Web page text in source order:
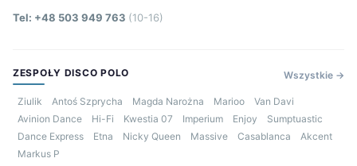
Tel: +48 503 949 763 (10-16)
ZESPOŁY DISCO POLO Wszystkie →
Ziulik Antoś Szprycha Magda Narożna Marioo
Van Davi
Avinion Dance
Hi-Fi Kwestia 07 Imperium Enjoy
Sumptuastic
Dance Express
Etna Nicky Queen Massive Casablanca
Akcent
Markus P